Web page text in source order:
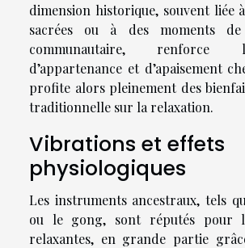
dimension historique, souvent liée
sacrées ou à des moments de
communautaire, renforce
d’appartenance et d’apaisement
profite alors pleinement des
traditionnelle sur la relaxation.
Vibrations et effets
physiologiques
Les instruments ancestraux, tels
ou le gong, sont réputés pour
relaxantes, en grande partie